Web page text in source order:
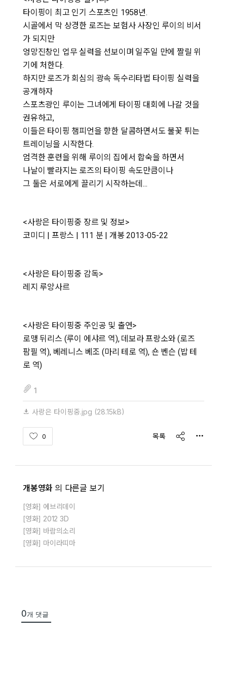
타이핑이 최고 인기 스포츠인 1958년.
시골에서 막 상경한 로즈는 보험사 사장인 루이의 비서
가 되지만
엉망진창인 업무 실력을 선보이며 일주일 만에 짤릴 위
기에 처한다.
하지만 로즈가 회심의 광속 독수리타법 타이핑 실력을
공개하자
스포츠광인 루이는 그녀에게 타이핑 대회에 나갈 것을
권유하고,
이들은 타이핑 챔피언을 향한 달콤하면서도 불꽃 튀는
트레이닝을 시작한다.
엄격한 훈련을 위해 루이의 집에서 합숙을 하면서
나날이 빨라지는 로즈의 타이핑 속도만큼이나
그 둘은 서로에게 끌리기 시작하는데...
<사랑은 타이핑중 장르 및 정보>
코미디 | 프랑스 | 111 분 | 개봉 2013-05-22
<사랑은 타이핑중 감독>
레지 루앙사르
<사랑은 타이핑중 주인공 및 출연>
로맹 뒤리스 (루이 에샤르 역), 데보라 프랑소와 (로즈
팜필 역), 베레니스 베조 (마리 테로 역), 숀 벤슨 (밥 테
로 역)
fileAttachedList
1
사랑은 타이핑중.jpg (28.15kB)
0 목록 share
개봉영화 의 다른글 보기
[영화] 에브리데이
[영화] 2012 3D
[영화] 바람의소리
[영화] 마이라띠마
0개 댓글